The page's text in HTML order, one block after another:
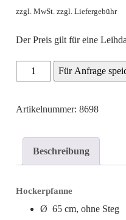
zzgl. MwSt. zzgl. Liefergebühr
Der Preis gilt für eine
HockerpfanneFür Anfrage
Artikelnummer: 8698
Beschreibung
Hockerpfanne
Ø 65 cm, ohne Steg